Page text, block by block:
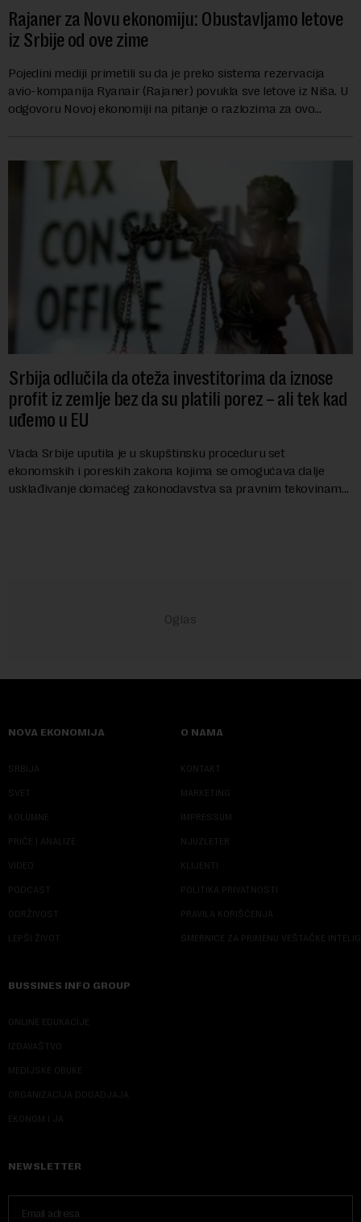
Rajaner za Novu ekonomiju: Obustavljamo letove
iz Srbije od ove zime
Pojedini mediji primetili su da je preko sistema rezervacija
avio-kompanija Ryanair (Rajaner) povukla sve letove iz Niša. U
odgovoru Novoj ekonomiji na pitanje o razlozima za ovo
Srbija odlučila da oteža investitorima da iznose
profit iz zemlje bez da su platili porez – ali tek kad
uđemo u EU
Vlada Srbije uputila je u skupštinsku proceduru set
ekonomskih i poreskih zakona kojima se omogućava dalje
usklađivanje domaćeg zakonodavstva sa pravnim tekovinama
NOVA EKONOMIJA
SRBIJA
SVET
KOLUMNE
PRIČE I ANALIZE
VIDEO
PODCAST
ODRŽIVOST
LEPŠI ŽIVOT
O NAMA
KONTAKT
MARKETING
IMPRESSUM
NJUZLETER
KLIJENTI
POLITIKA PRIVATNOSTI
PRAVILA KORIŠĆENJA
SMERNICE ZA PRIMENU VEŠTAČKE
BUSSINES INFO GROUP
ONLINE EDUKACIJE
IZDAVAŠTVO
MEDIJSKE OBUKE
ORGANIZACIJA DOGADJAJA
EKONOM I JA
NEWSLETTER